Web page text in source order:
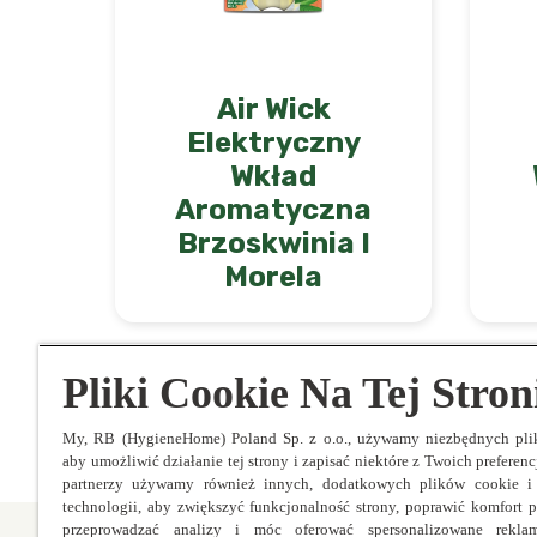
PRZYPADKU DOSTANIA SIĘ DO
Nadal płukać. W przypadku
POŁKNIĘCIA: Natychmiast skontaktować
wody z mydłem. W przypadku
alpha-iso-Methylionone,
Cinnamaldehyde, Eugenol, delta-1-
cierpiące na nadwrażliwość
Używać zgodnie ze wskazówkami na
stosowaniu tego produktu.
Air Wick
Elektryczny
Wkład
Aromatyczna
Brzoskwinia I
Morela
Pliki Cookie Na Tej
My, RB (HygieneHome) Poland Sp. z o.o., używamy niezbędnych
aby umożliwić działanie tej strony i zapisać niektóre z Twoich
partnerzy używamy również innych, dodatkowych plików cookie i
technologii, aby zwiększyć funkcjonalność strony, poprawić komfort
przeprowadzać analizy i móc oferować spersonalizowane